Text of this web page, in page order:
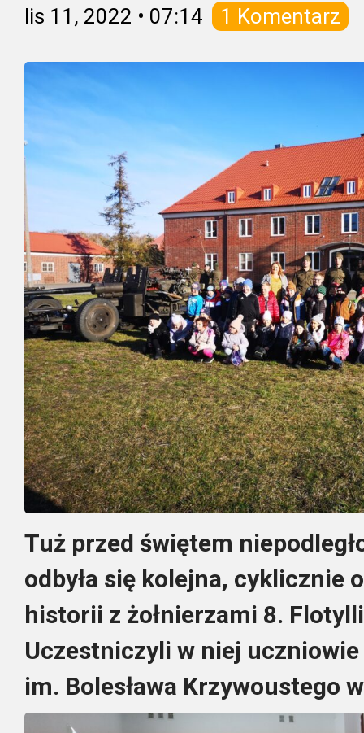
lis 11, 2022 • 07:14 1 Komentarz
Tuż przed świętem
odbyła się kolejna, cyklicznie
historii z żołnierzami 8.
Uczestniczyli w niej uczniowie
im. Bolesława Krzywoustego